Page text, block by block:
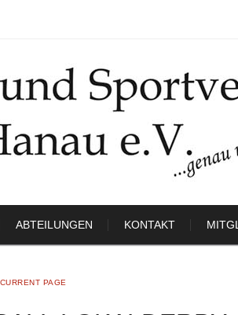
ABTEILUNGEN KONTAKT
CURRENT PAGE